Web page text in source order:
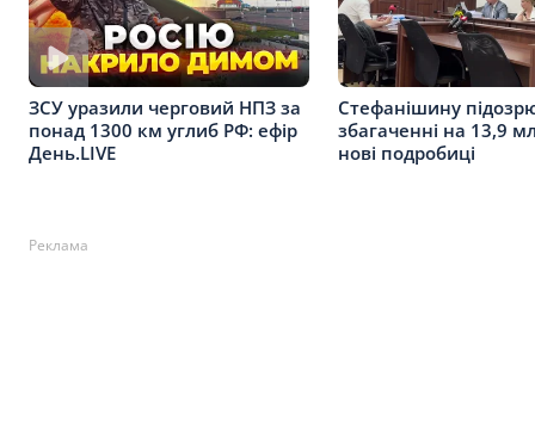
ЗСУ уразили черговий НПЗ за
понад 1300 км углиб РФ: ефір
День.LIVE
Стефанішину
збагаченні на 13,9
нові подробиці
Реклама